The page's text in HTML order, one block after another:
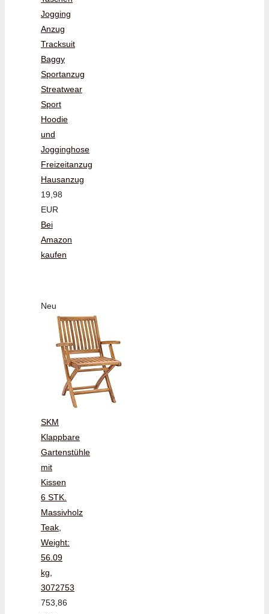
Jogging
Anzug
Tracksuit
Baggy
Sportanzug
Streatwear
Sport
Hoodie
und
Jogginghose
Freizeitanzug
Hausanzug
19,98
EUR
Bei
Amazon
kaufen
Neu
SKM
Klappbare
Gartenstühle
mit
Kissen
6 STK.
Massivholz
Teak,
Weight:
56.09
kg,
3072753
753,86